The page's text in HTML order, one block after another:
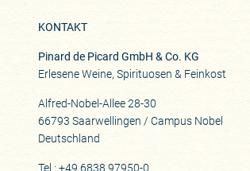
KONTAKT
Pinard de Picard GmbH & Co. KG
Erlesene Weine, Spirituosen & Feinkost
Alfred-Nobel-Allee 28-30
66793 Saarwellingen / Campus Nobel
Deutschland
Tel.: +49 6838 97950-0